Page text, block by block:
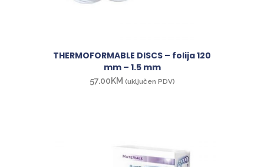
THERMOFORMABLE DISCS – folija 120
mm – 1.5 mm
57.00KM (uključen PDV)